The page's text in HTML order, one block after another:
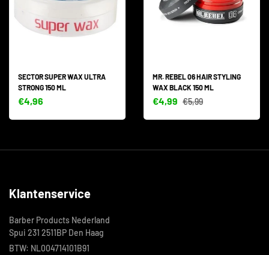
SECTOR SUPER WAX ULTRA
STRONG 150 ML
€4,96
MR. REBEL 06 HAIR STYLING
WAX BLACK 150 ML
€4,99 €5,99
Klantenservice
Barber Products Nederland
Spui 231 2511BP Den Haag
BTW: NL004714101B91